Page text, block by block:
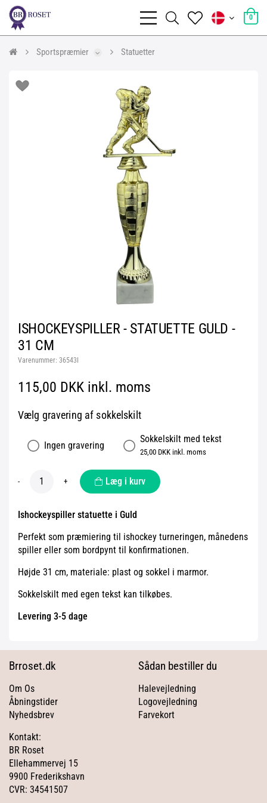
0
Sportspræmier Statuetter
ISHOCKEYSPILLER - STATUETTE GULD -
31 CM
Varenummer: 36543I
115,00 DKK inkl. moms
Vælg gravering af sokkelskilt
Ingen gravering
Sokkelskilt med tekst
25,00 DKK inkl. moms
- + Læg i kurv
Ishockeyspiller statuette i Guld
Perfekt som præmiering til ishockey turneringen, månedens
spiller eller som bordpynt til konfirmationen.
Højde 31 cm, materiale: plast og sokkel i marmor.
Sokkelskilt med egen tekst kan tilkøbes.
Levering 3-5 dage
Brroset.dk
Om Os
Åbningstider
Nyhedsbrev
Kontakt:
BR Roset
Ellehammervej 15
9900 Frederikshavn
CVR: 34541507
Sådan bestiller du
Halevejledning
Logovejledning
Farvekort